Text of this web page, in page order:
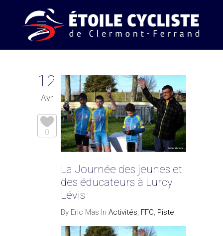
12
Avr
0
La Journée des jeunes et
des éducateurs à Lurcy
Lévis
By Eric Mas In Activités FFC Piste